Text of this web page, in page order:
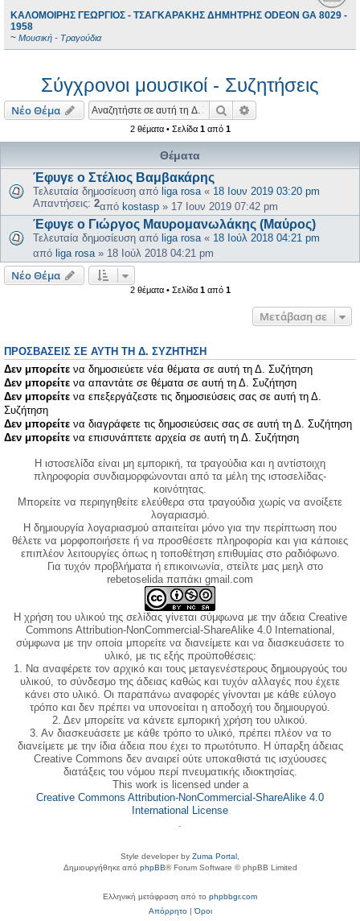
ΚΑΛΟΜΟΙΡΗΣ ΓΕΩΡΓΙΟΣ - ΤΣΑΓΚΑΡΑΚΗΣ ΔΗΜΗΤΡΗΣ ODEON GA 8029 -
1958
~ Μουσική - Τραγούδια
Σύγχρονοι μουσικοί - Συζητήσεις
Νέο Θέμα Αναζήτηση
2 θέματα • Σελίδα 1από 1
Θέματα
Έφυγε ο Στέλιος Βαμβακάρης
Τελευταία δημοσίευση από liga rosa « 18 Ιουν 2019 03:20 pm
Απαντήσεις: 2από kostasp » 17 Ιουν 2019 07:42 pm
Έφυγε ο Γιώργος Μαυρομανωλάκης (Μαύρος)
Τελευταία δημοσίευση από liga rosa « 18 Ιούλ 2018 04:21 pm
από liga rosa » 18 Ιούλ 2018 04:21 pm
Νέο Θέμα
2 θέματα • Σελίδα 1από 1
Μετάβαση σε
ΠΡΟΣΒΆΣΕΙΣ ΣΕ ΑΥΤΉ ΤΗ Δ. ΣΥΖΉΤΗΣΗ
Δεν μπορείτε να δημοσιεύετε νέα θέματα σε αυτή τη Δ. Συζήτηση
Δεν μπορείτε να απαντάτε σε θέματα σε αυτή τη Δ. Συζήτηση
Δεν μπορείτε να επεξεργάζεστε τις δημοσιεύσεις σας σε αυτή τη Δ.
Συζήτηση
Δεν μπορείτε να διαγράφετε τις δημοσιεύσεις σας σε αυτή τη Δ. Συζήτηση
Δεν μπορείτε να επισυνάπτετε αρχεία σε αυτή τη Δ. Συζήτηση
Η ιστοσελίδα είναι μη εμπορική, τα τραγούδια και η αντίστοιχη
πληροφορία συνδιαμορφώνονται από τα μέλη της ιστοσελίδας-
κοινότητας.
Μπορείτε να περιηγηθείτε ελεύθερα στα τραγούδια χωρίς να ανοίξετε
λογαριασμό.
Η δημιουργία λογαριασμού απαιτείται μόνο για την περίπτωση που
θέλετε να μορφοποιήσετε ή να προσθέσετε πληροφορία και για κάποιες
επιπλέον λειτουργίες όπως η τοποθέτηση επιθυμίας στο ραδιόφωνο.
Για τυχόν προβλήματα ή επικοινωνία, στείλτε μας μεηλ στο
rebetoselida παπάκι gmail.com
Η χρήση του υλικού της σελίδας γίνεται σύμφωνα με την άδεια Creative
Commons Attribution-NonCommercial-ShareAlike 4.0 International,
σύμφωνα με την οποία μπορείτε να διανείμετε και να διασκευάσετε το
υλικό, με τις εξής προϋποθέσεις:
1. Να αναφέρετε τον αρχικό και τους μεταγενέστερους δημιουργούς του
υλικού, το σύνδεσμο της άδειας καθώς και τυχόν αλλαγές που έχετε
κάνει στο υλικό. Οι παραπάνω αναφορές γίνονται με κάθε εύλογο
τρόπο και δεν πρέπει να υπονοείται η αποδοχή του δημιουργού.
2. Δεν μπορείτε να κάνετε εμπορική χρήση του υλικού.
3. Αν διασκευάσετε με κάθε τρόπο το υλικό, πρέπει πλέον να το
διανείμετε με την ίδια άδεια που έχει το πρωτότυπο. Η ύπαρξη άδειας
Creative Commons δεν αναιρεί ούτε υποκαθιστά τις ισχύουσες
διατάξεις του νόμου περί πνευματικής ιδιοκτησίας.
This work is licensed under a
Creative Commons Attribution-NonCommercial-ShareAlike 4.0
International License
.
Style developer by Zuma Portal
Δημιουργήθηκε από phpBB® Forum Software © phpBB Limited
Ελληνική μετάφραση από το phpbbgr.com
Απόρρητο|Όροι